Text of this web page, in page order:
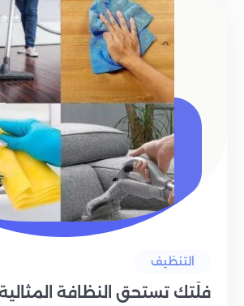
التنظيف
فلّتك تستحق النظافة